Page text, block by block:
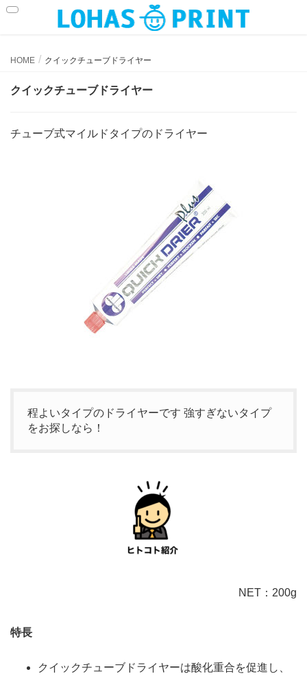
クイックチューブドライヤー
HOME クイックチューブドライヤー
クイックチューブドライヤー
チューブ式マイルドタイプのドライヤー
程よいタイプのドライヤーです 強すぎないタイプ
をお探しなら！
NET：200g
特長
クイックチューブドライヤーは酸化重合を促進し、